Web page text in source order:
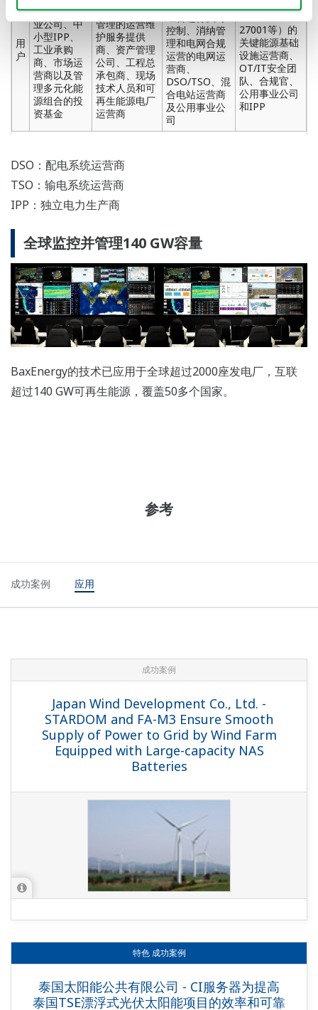
用
户
大型公用事
业公司、中
小型IPP、
工业承购
商、市场运
营商以及管
理多元化能
源组合的投
资基金
资产生命周期
管理的运营维
护服务提供
商、资产管理
公司、工程总
承包商、现场
技术人员和可
再生能源电厂
运营商
控制、消纳管
理和电网合规
运营的电网运
营商、
DSO/TSO、混
合电站运营商
及公用事业公
司
27001等）的
关键能源基础
设施运营商、
OT/IT安全团
队、合规官、
公用事业公司
和IPP
DSO：配电系统运营商
TSO：输电系统运营商
IPP：独立电力生产商
全球监控并管理140 GW容量
BaxEnergy的技术已应用于全球超过2000座发电厂，互联
超过140 GW可再生能源，覆盖50多个国家。
参考
成功案例 应用
成功案例
Japan Wind Development Co., Ltd. -
STARDOM and FA-M3 Ensure Smooth
Supply of Power to Grid by Wind Farm
Equipped with Large-capacity NAS
Batteries
特色 成功案例
泰国太阳能公共有限公司 - CI服务器为提高
泰国TSE漂浮式光伏太阳能项目的效率和可靠